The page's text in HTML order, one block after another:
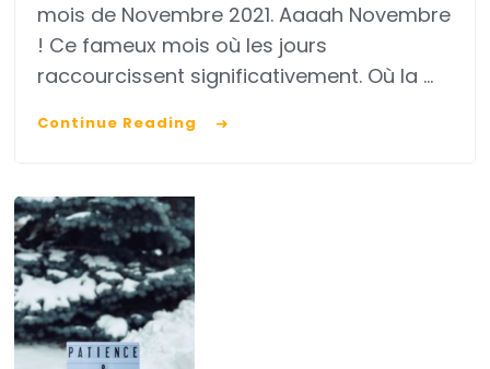
joie
mois de Novembre 2021. Aaaah Novembre
! Ce fameux mois où les jours
raccourcissent significativement. Où la …
Continue Reading